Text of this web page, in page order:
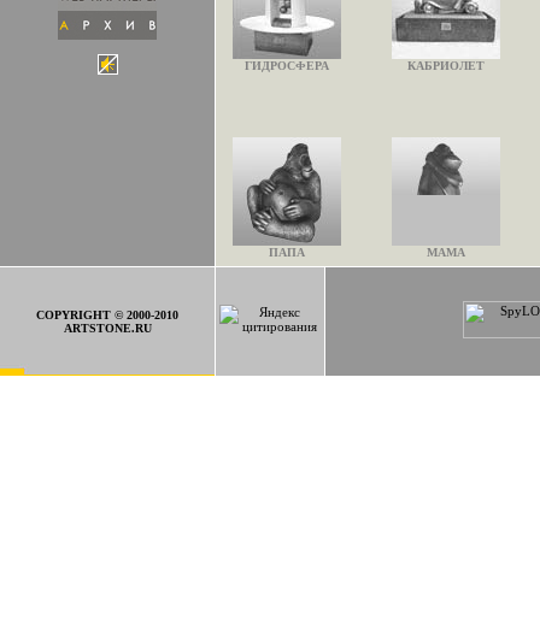
ГИДРОСФЕРА КАБРИОЛЕТ
ПАПА МАМА
COPYRIGHT © 2000-2010
ARTSTONE.RU